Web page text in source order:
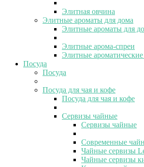
Элитная овчина
Элитные ароматы для дома
Элитные ароматы для
Элитные арома-спреи
Элитные ароматические
Посуда
Посуда
Посуда для чая и кофе
Посуда для чая и кофе
Сервизы чайные
Сервизы чайные
Современные
Чайные сервизы
Чайные сервизы